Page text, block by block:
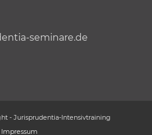
seminare.de
- Jurisprudentia-Intensivtraining
Impressum